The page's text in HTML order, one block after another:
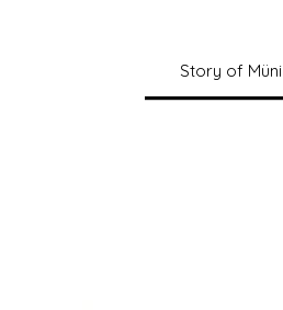
Story of Müni